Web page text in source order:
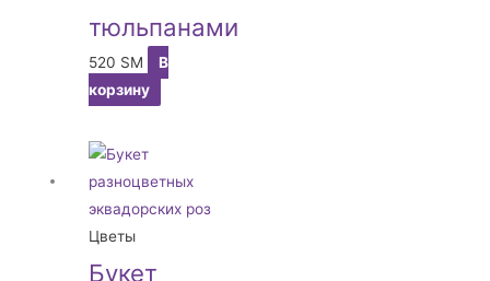
тюльпанами
520 ЅМ
В
корзину
Цветы
Букет